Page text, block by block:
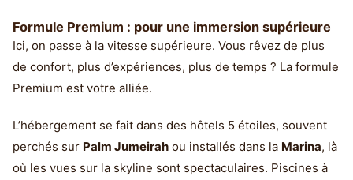
Formule Premium : pour une immersion supérieure
Ici, on passe à la vitesse supérieure. Vous rêvez de plus
de confort, plus d’expériences, plus de temps ? La formule
Premium est votre alliée.
L’hébergement se fait dans des hôtels 5 étoiles, souvent
perchés sur Palm Jumeirah ou installés dans la Marina, là
où les vues sur la skyline sont spectaculaires. Piscines à